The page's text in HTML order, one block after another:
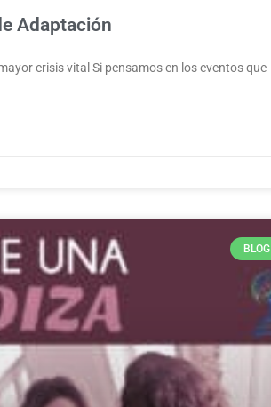
Adaptación
crisis vital Si pensamos en los eventos que
BLOG